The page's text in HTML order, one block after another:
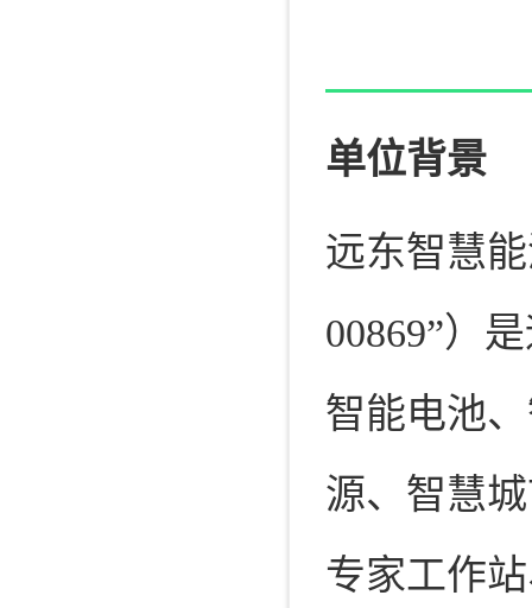
单位背景
远东智慧
00869”）
智能电池
源、智慧
专家工作